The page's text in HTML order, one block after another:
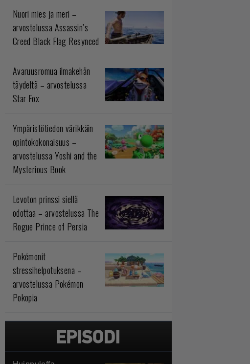
Nuori mies ja meri –
arvostelussa Assassin’s
Creed Black Flag Resynced
Avaruusromua ilmakehän
täydeltä – arvostelussa
Star Fox
Ympäristötiedon värikkäin
opintokokonaisuus –
arvostelussa Yoshi and the
Mysterious Book
Levoton prinssi siellä
odottaa – arvostelussa The
Rogue Prince of Persia
Pokémonit
stressihelpotuksena –
arvostelussa Pokémon
Pokopia